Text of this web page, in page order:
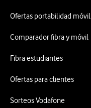
Ofertas portabilidad móvil
Comparador fibra y móvil
Fibra estudiantes
Ofertas para clientes
Sorteos Vodafone